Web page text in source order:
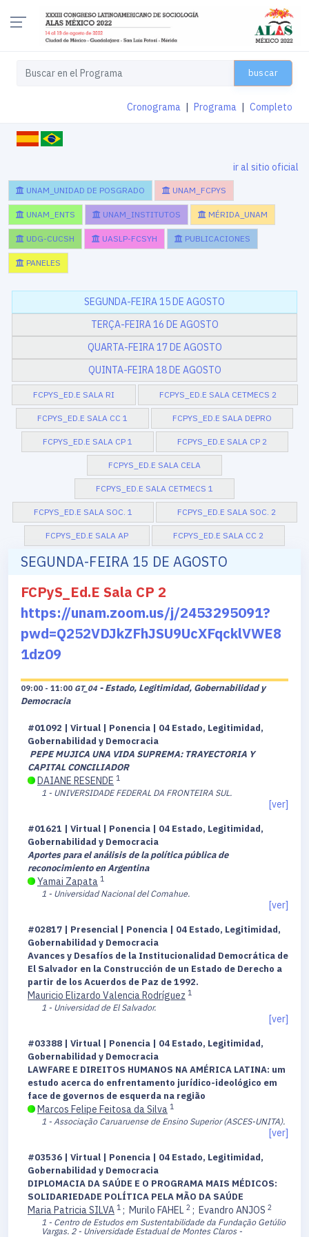
buscar
Cronograma Programa Completo
ir al sitio oficial
UNAM_UNIDAD DE POSGRADO UNAM_FCPYS
UNAM_ENTS UNAM_INSTITUTOS MÉRIDA_UNAM
UDG-CUCSH UASLP-FCSYH PUBLICACIONES
PANELES
SEGUNDA-FEIRA 15 DE AGOSTO
TERÇA-FEIRA 16 DE AGOSTO
QUARTA-FEIRA 17 DE AGOSTO
QUINTA-FEIRA 18 DE AGOSTO
FCPYS_ED.E SALA RI FCPYS_ED.E SALA CETMECS 2
FCPYS_ED.E SALA CC 1 FCPYS_ED.E SALA DEPRO
FCPYS_ED.E SALA CP 1 FCPYS_ED.E SALA CP 2
FCPYS_ED.E SALA CELA
FCPYS_ED.E SALA CETMECS 1
FCPYS_ED.E SALA SOC. 1 FCPYS_ED.E SALA SOC. 2
FCPYS_ED.E SALA AP FCPYS_ED.E SALA CC 2
SEGUNDA-FEIRA 15 DE AGOSTO
FCPyS_Ed.E Sala CP 2
https://unam.zoom.us/j/2453295091?
pwd=Q252VDJkZFhJSU9UcXFqcklVWE8
1dz09
09:00 - 11:00 GT_04 - Estado, Legitimidad, Gobernabilidad y
Democracia
#01092 | Virtual | Ponencia | 04 Estado, Legitimidad,
Gobernabilidad y Democracia
PEPE MUJICA UNA VIDA SUPREMA: TRAYECTORIA Y
CAPITAL CONCILIADOR
DAIANE RESENDE 1
1 - UNIVERSIDADE FEDERAL DA FRONTEIRA SUL.
[ver]
#01621 | Virtual | Ponencia | 04 Estado, Legitimidad,
Gobernabilidad y Democracia
Aportes para el análisis de la política pública de
reconocimiento en Argentina
Yamai Zapata 1
1 - Universidad Nacional del Comahue.
[ver]
#02817 | Presencial | Ponencia | 04 Estado, Legitimidad,
Gobernabilidad y Democracia
Avances y Desafíos de la Institucionalidad Democrática de
El Salvador en la Construcción de un Estado de Derecho a
partir de los Acuerdos de Paz de 1992.
Mauricio Elizardo Valencia Rodríguez 1
1 - Universidad de El Salvador.
[ver]
#03388 | Virtual | Ponencia | 04 Estado, Legitimidad,
Gobernabilidad y Democracia
LAWFARE E DIREITOS HUMANOS NA AMÉRICA LATINA: um
estudo acerca do enfrentamento jurídico-ideológico em
face de governos de esquerda na região
Marcos Felipe Feitosa da Silva 1
1 - Associação Caruaruense de Ensino Superior (ASCES-UNITA).
[ver]
#03536 | Virtual | Ponencia | 04 Estado, Legitimidad,
Gobernabilidad y Democracia
DIPLOMACIA DA SAÚDE E O PROGRAMA MAIS MÉDICOS:
SOLIDARIEDADE POLÍTICA PELA MÃO DA SAÚDE
Maria Patricia SILVA 1 ; Murilo FAHEL 2 ; Evandro ANJOS 2
1 - Centro de Estudos em Sustentabilidade da Fundação Getúlio
Vargas. 2 - Universidade Estadual de Montes Claros -